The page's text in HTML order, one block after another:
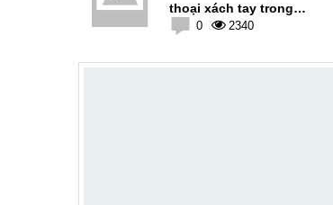
thoại xách tay trong
tầm giá 5 triệu đồng
0 2340